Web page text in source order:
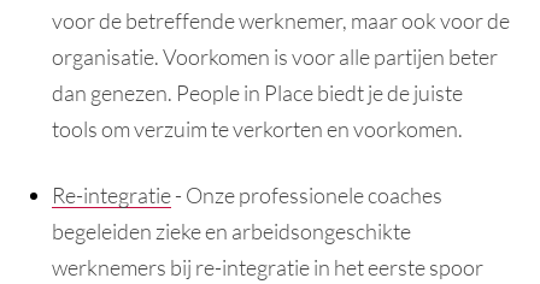
voor de betreffende werknemer, maar ook voor de
organisatie. Voorkomen is voor alle partijen beter
dan genezen. People in Place biedt je de juiste
tools om verzuim te verkorten en voorkomen.
Re-integratie- Onze professionele coaches
begeleiden zieke en arbeidsongeschikte
werknemers bij re-integratie in het eerste spoor